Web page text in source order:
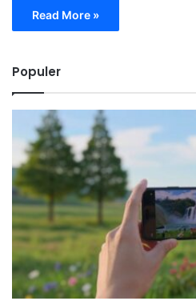
Read More »
Populer